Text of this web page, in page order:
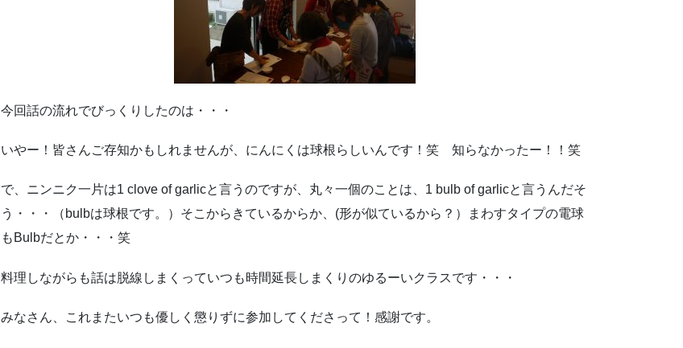
今回話の流れでびっくりしたのは・・・
いやー！皆さんご存知かもしれませんが、にんにくは球根らしいんです！笑 知らなかったー！！笑
で、ニンニク一片は1 clove of garlicと言うのですが、丸々一個のことは、1 bulb of garlicと言うんだそ
う・・・（bulbは球根です。）そこからきているからか、(形が似ているから？）まわすタイプの電球
もBulbだとか・・・笑
料理しながらも話は脱線しまくっていつも時間延長しまくりのゆるーいクラスです・・・
みなさん、これまたいつも優しく懲りずに参加してくださって！感謝です。